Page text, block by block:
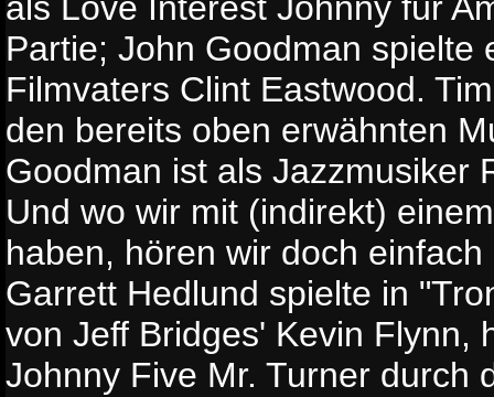
als Love Interest Johnny für
Partie; John Goodman spielte
Filmvaters Clint Eastwood.
den bereits oben erwähnten
Goodman ist als Jazzmusiker
Und wo wir mit (indirekt)
haben, hören wir doch
Garrett Hedlund spielte in
von Jeff Bridges' Kevin Flynn,
Johnny Five Mr. Turner durch